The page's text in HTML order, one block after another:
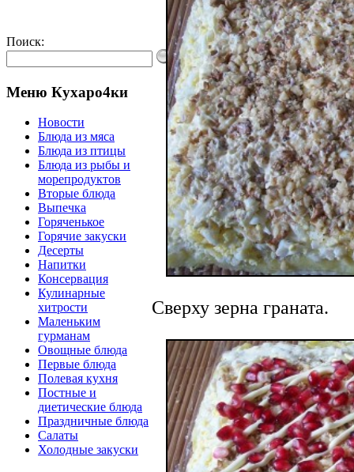
Поиск:
Меню Кухаро4ки
Новости
Блюда из мяса
Блюда из птицы
Блюда из рыбы и
морепродуктов
Вторые блюда
Выпечка
Горяченькое
Горячие закуски
Десерты
Напитки
Консервация
Кулинарные
хитрости
Маленьким
гурманам
Овощные блюда
Первые блюда
Полевая кухня
Постные и
диетические блюда
Праздничные блюда
Салаты
Холодные закуски
Сверху зерна граната.